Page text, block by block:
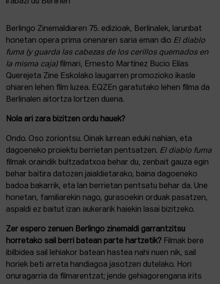
Berlingo Zinemaldiaren 75. edizioak, Berlinalek, larunbat
honetan opera prima onenaren saria eman dio El diablo
fuma (y guarda las cabezas de los cerillos quemados en
la misma caja)filmari, Ernesto Martínez Bucio Elías
Querejeta Zine Eskolako laugarren promozioko ikasle
ohiaren lehen film luzea. EQZEn garatutako lehen filma da
Berlinalen aitortza lortzen duena.
Nola ari zara bizitzen ordu hauek?
Ondo. Oso zoriontsu. Oinak lurrean eduki nahian, eta
dagoeneko proiektu berrietan pentsatzen. El diablo fuma
filmak oraindik bultzadatxoa behar du, zenbait gauza egin
behar baitira datozen jaialdietarako, baina dagoeneko
badoa bakarrik, eta lan berrietan pentsatu behar da. Une
honetan, familiarekin nago, gurasoekin orduak pasatzen,
aspaldi ez baitut izan aukerarik haiekin lasai bizitzeko.
Zer espero zenuen Berlingo zinemaldi garrantzitsu
horretako sail berri batean parte hartzetik? Filmak bere
ibilbidea sail lehiakor batean hastea nahi nuen nik, sail
horiek beti arreta handiagoa jasotzen dutelako. Hori
onuragarria da filmarentzat; jende gehiagorengana irits